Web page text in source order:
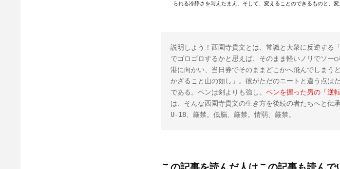
られる冷静さを与えたまえ。そして、変えることのできるものと、
説明しよう！西園寺貴文とは、常識と大衆に反逆する
でゴロゴロするかと思えば、そのまま軽いノリでソー
港に向かい、当日券でそのままどこかへ飛んでしまう
かざること山の如し」。彼がただのニートと違う点は
である。ペンは剣よりも強し。 ペンを握った男の「逆
は、そんな西園寺貴文の生き方を後続の者たちへと伝
U-18、厳禁。低脳、厳禁。情弱、厳禁。